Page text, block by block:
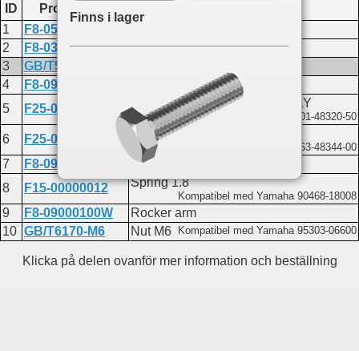
ID Produktkod
1
F8-05090100W
2
F8-03000015FW
Jam
3
GB/T5783-M6x16
4
F8-09000200W
Cable fixed plate assembly
5
F25-07000200W CONTROL CABLE ASSEMBLY
Kompatibel med Yamaha 701-48320-50
6 F25-07000005W Remote cable joint A
Kompatibel med Yamaha 663-48344-00
7 F8-09000001W
Throttle link rod B
8
F15-00000012 Spring 1.8
Kompatibel med Yamaha 90468-18008
9 F8-09000100W
Rocker arm
10 GB/T6170-M6 Nut M6 Kompatibel med Yamaha 95303-06600
Klicka på delen ovanför mer information och beställning
Finns i lager
Du hittar delen på följande sidor:
F2.6
Cylinder and crankcase 1
Lower casing and drive 1